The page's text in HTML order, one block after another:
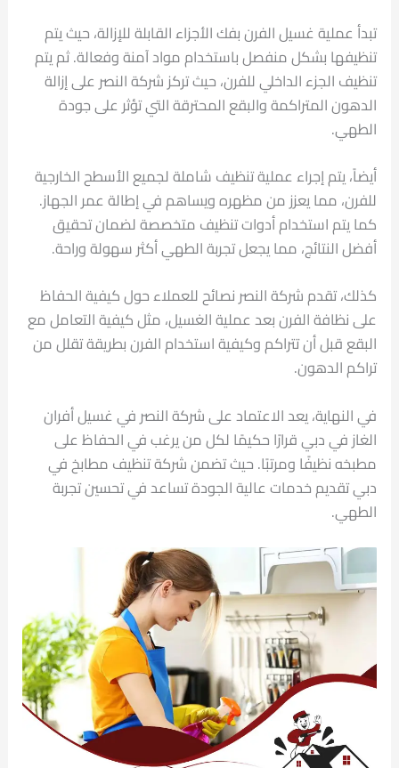
تبدأ عملية غسيل الفرن بفك الأجزاء القابلة للإزالة، حيث يتم
تنظيفها بشكل منفصل باستخدام مواد آمنة وفعالة. ثم يتم
تنظيف الجزء الداخلي للفرن، حيث تركز شركة النصر على إزالة
الدهون المتراكمة والبقع المحترقة التي تؤثر على جودة
الطهي.
أيضاً، يتم إجراء عملية تنظيف شاملة لجميع الأسطح الخارجية
للفرن، مما يعزز من مظهره ويساهم في إطالة عمر الجهاز.
كما يتم استخدام أدوات تنظيف متخصصة لضمان تحقيق
أفضل النتائج، مما يجعل تجربة الطهي أكثر سهولة وراحة.
كذلك، تقدم شركة النصر نصائح للعملاء حول كيفية الحفاظ
على نظافة الفرن بعد عملية الغسيل، مثل كيفية التعامل مع
البقع قبل أن تتراكم وكيفية استخدام الفرن بطريقة تقلل من
تراكم الدهون.
في النهاية، يعد الاعتماد على شركة النصر في غسيل أفران
الغاز في دبي قرارًا حكيمًا لكل من يرغب في الحفاظ على
مطبخه نظيفًا ومرتبًا. حيث تضمن شركة تنظيف مطابخ في
دبي تقديم خدمات عالية الجودة تساعد في تحسين تجربة
الطهي.